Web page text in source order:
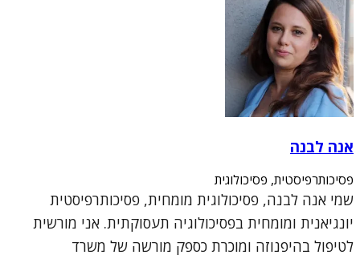
אנה לבנה
פסיכותרפיסטית, פסיכולוגית
שמי אנה לבנה, פסיכולוגית מומחית, פסיכותרפיסטית
יונגיאנית ומומחית בפסיכולוגיה תעסוקתית. אני מורשית
לטיפול בהיפנוזה ומוכרת כספק מורשה של משרד